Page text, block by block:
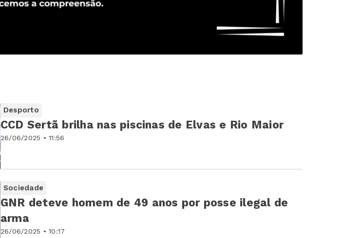
Desporto
26/06/2025 • 11:56
CCD Sertã brilha nas piscinas de Elvas e Rio Maior
Sociedade
26/06/2025 • 10:17
GNR deteve homem de 49 anos por posse ilegal de
arma